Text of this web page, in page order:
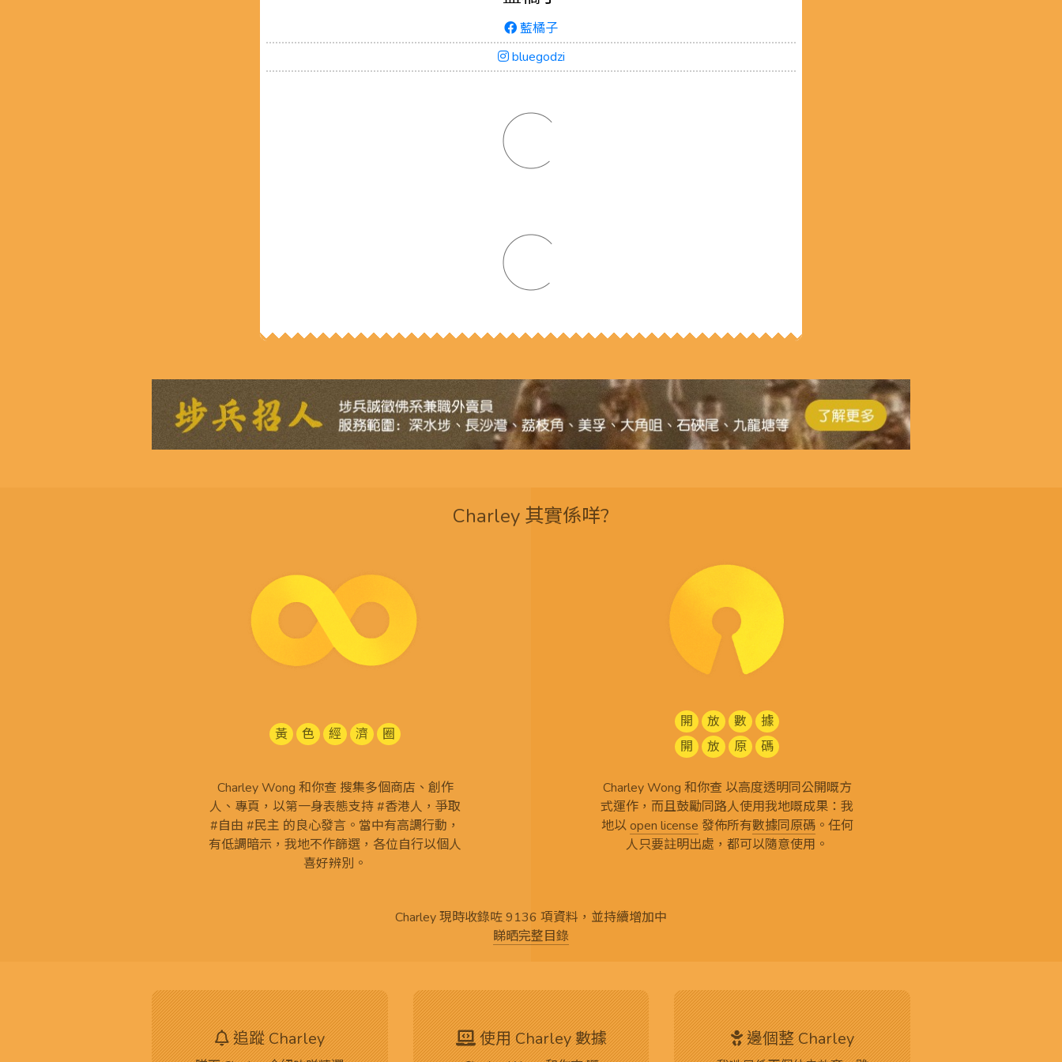
藍橘子
bluegodzi
Charley 其實係咩?
黃 色 經 濟 圈
Charley Wong 和你查 搜集多個商店、創作
人、專頁，以第一身表態支持 #香港人，爭取
#自由 #民主 的良心發言。當中有高調行動，
有低調暗示，我地不作篩選，各位自行以個人
喜好辨別。
開 放 數
據
開
放 原 碼
Charley Wong 和你查 以高度透明同公開嘅方
式運作，而且鼓勵同路人使用我地嘅成果：我
地以open license 發佈所有數據同原碼。任何
人只要註明出處，都可以隨意使用。
Charley 現時收錄咗 9136 項資料，並持續增加中
睇晒完整目錄
追蹤 Charley 使用 Charley 數據 邊個整 Charley